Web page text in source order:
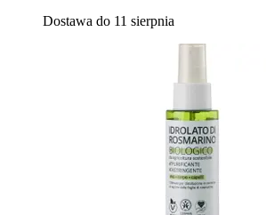
Dostawa do 11 sierpnia